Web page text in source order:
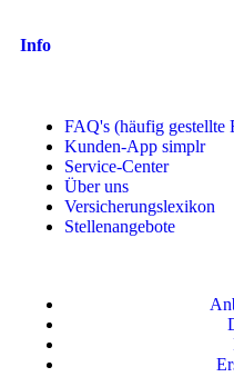
Info
FAQ's (häufig gestellte
Kunden-App simplr
Service-Center
Über uns
Versicherungslexikon
Stellenangebote